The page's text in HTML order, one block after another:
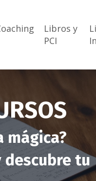
Libros y
PCI
mágica?
tu